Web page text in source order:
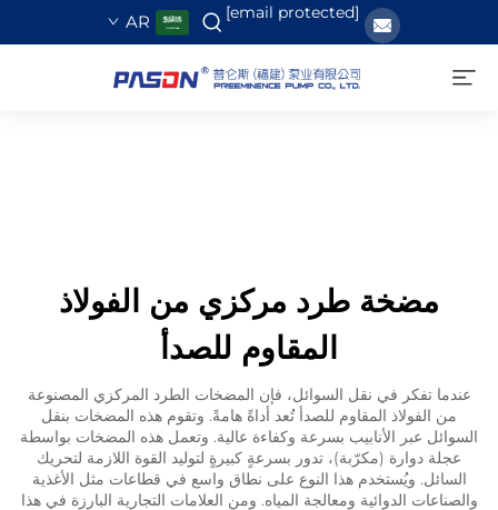
[email protected]
AR
مضخة طرد مركزي من الفولاذ
المقاوم للصدأ
عندما تفكر في نقل السوائل، فإن المضخات الطرد المركزي المصنوعة
من الفولاذ المقاوم للصدأ تُعد أداةً هامةً. وتقوم هذه المضخات بنقل
السوائل عبر الأنابيب بسرعة وكفاءة عالية. وتعمل هذه المضخات بواسطة
عجلة دوارة (مكرّبة)، تدور بسرعةٍ كبيرةٍ لتوليد القوة اللازمة لتحريك
السائل. ويُستخدم هذا النوع على نطاق واسع في قطاعات مثل الأغذية
والصناعات الدوائية ومعالجة المياه. ومن العلامات التجارية البارزة في هذا